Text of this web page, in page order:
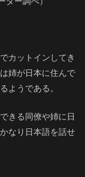
カットインしてき
姉が日本に住んで
ようである。
きる同僚や姉に日
なり日本語を話せ